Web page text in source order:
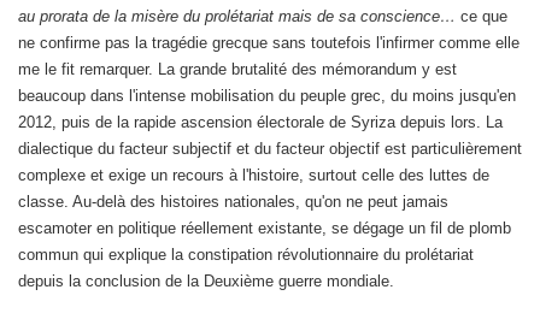
au prorata de la misère du prolétariat mais de sa conscience… ce que
ne confirme pas la tragédie grecque sans toutefois l'infirmer comme elle
me le fit remarquer. La grande brutalité des mémorandum y est
beaucoup dans l'intense mobilisation du peuple grec, du moins jusqu'en
2012, puis de la rapide ascension électorale de Syriza depuis lors. La
dialectique du facteur subjectif et du facteur objectif est particulièrement
complexe et exige un recours à l'histoire, surtout celle des luttes de
classe. Au-delà des histoires nationales, qu'on ne peut jamais
escamoter en politique réellement existante, se dégage un fil de plomb
commun qui explique la constipation révolutionnaire du prolétariat
depuis la conclusion de la Deuxième guerre mondiale.